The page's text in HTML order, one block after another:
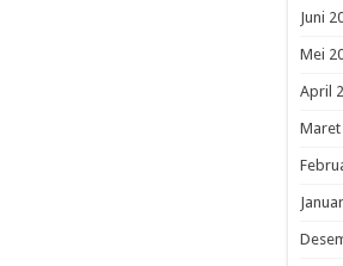
Juni
Mei
April
Maret